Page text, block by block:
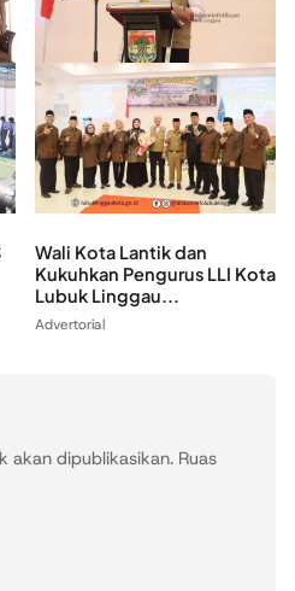
Wali Kota Lantik dan
Kukuhkan Pengurus LLI Kota
Lubuk Linggau...
Advertorial
akan dipublikasikan. Ruas